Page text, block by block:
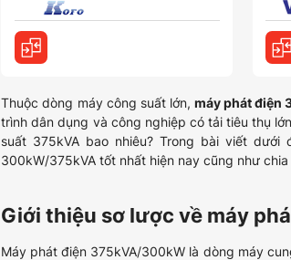
Thuộc dòng máy công suất lớn,máy phát điện
trình dân dụng và công nghiệp có tải tiêu thụ
suất 375kVA bao nhiêu? Trong bài viết dưới
300kW/375kVA tốt nhất hiện nay cũng như
Giới thiệu sơ lược về máy
Máy phát điện 375kVA/300kW là dòng máy